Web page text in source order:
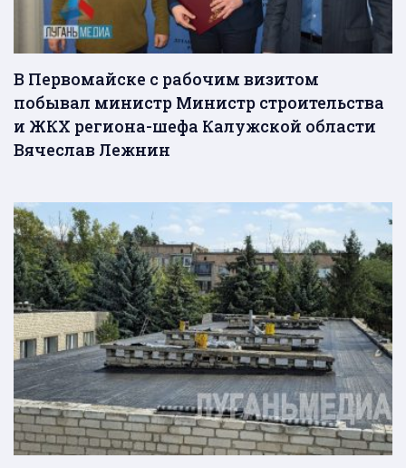
В Первомайске с рабочим визитом
побывал министр Министр строительства
и ЖКХ региона-шефа Калужской области
Вячеслав Лежнин